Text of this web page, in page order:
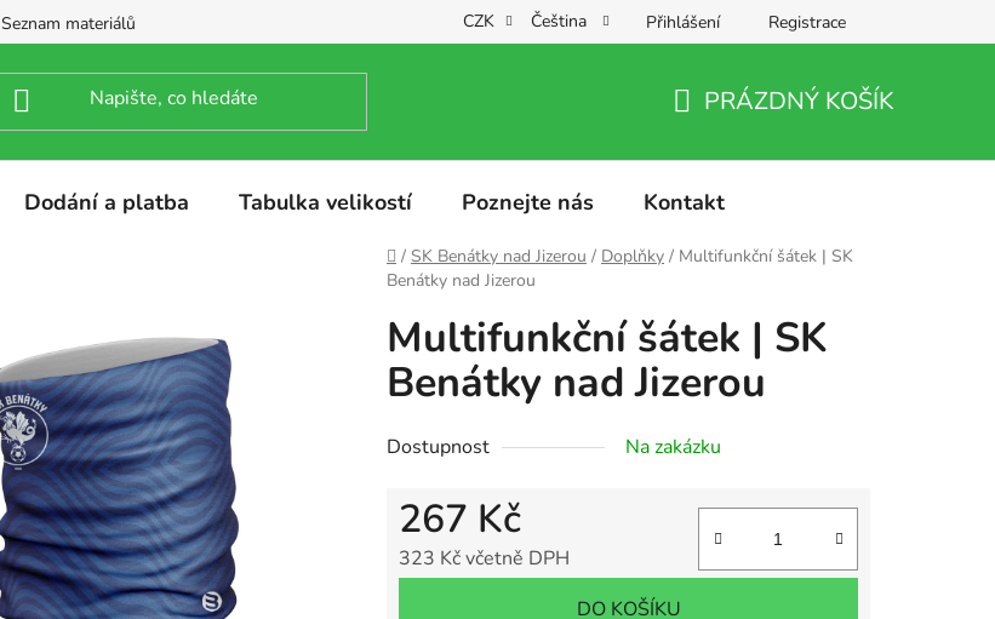
Seznam materiálů CZK Čeština Přihlášení Registrace
KOŠÍK
PRÁZDNÝ KOŠÍK
Dodání a platba Tabulka velikostí Poznejte nás Kontakt
Domů
/ SK Benátky nad Jizerou / Doplňky / Multifunkční šátek | SK
Benátky nad Jizerou
Multifunkční šátek | SK
Benátky nad Jizerou
Dostupnost Na zakázku
267 Kč
323 Kč včetně DPH
DO KOŠÍKU